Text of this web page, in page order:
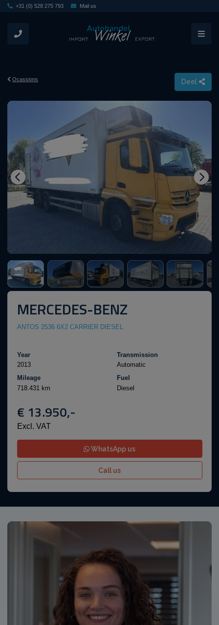
+31 (0) 528 275 793 Mail us
Ocassions Deel
MERCEDES-BENZ
ANTOS 2536 6X2 CARRIER DIESEL
Year
2013
Transmission
Automatic
Mileage
718.431 km
Fuel
Diesel
€ 13.950,-
Excl. VAT
WhatsApp us
Call us